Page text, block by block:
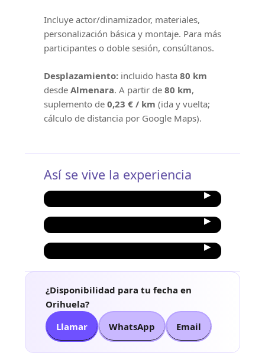
Incluye actor/dinamizador, materiales,
personalización básica y montaje. Para más
participantes o doble sesión, consúltanos.
Desplazamiento: incluido hasta 80 km
desde Almenara. A partir de 80 km,
suplemento de 0,23 € / km (ida y vuelta;
cálculo de distancia por Google Maps).
Así se vive la experiencia
¿Disponibilidad para tu fecha en
Orihuela?
Llamar
WhatsApp Email